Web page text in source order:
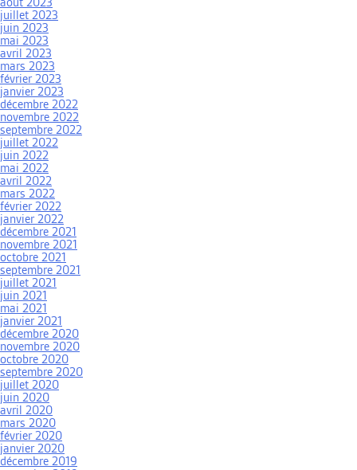
juillet 2023
juin 2023
mai 2023
avril 2023
mars 2023
février 2023
janvier 2023
décembre 2022
novembre 2022
septembre 2022
juillet 2022
juin 2022
mai 2022
avril 2022
mars 2022
février 2022
janvier 2022
décembre 2021
novembre 2021
octobre 2021
septembre 2021
juillet 2021
juin 2021
mai 2021
janvier 2021
décembre 2020
novembre 2020
octobre 2020
septembre 2020
juillet 2020
juin 2020
avril 2020
mars 2020
février 2020
janvier 2020
décembre 2019